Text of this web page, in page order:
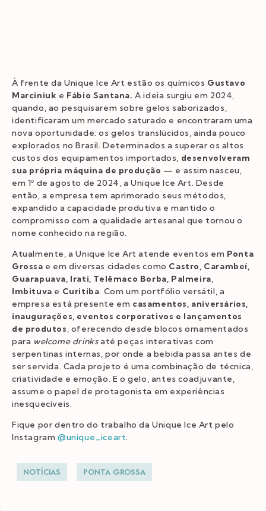
À frente da Unique Ice Art estão os químicos Gustavo
Marciniuk e Fábio Santana.A ideia surgiu em 2024,
quando, ao pesquisarem sobre gelos saborizados,
identificaram um mercado saturado e encontraram uma
nova oportunidade: os gelos translúcidos, ainda pouco
explorados no Brasil. Determinados a superar os altos
custos dos equipamentos importados, desenvolveram
sua própria máquina de produção — e assim nasceu,
em 1º de agosto de 2024, a Unique Ice Art. Desde
então, a empresa tem aprimorado seus métodos,
expandido a capacidade produtiva e mantido o
compromisso com a qualidade artesanal que tornou o
nome conhecido na região.
Atualmente, a Unique Ice Art atende eventos em Ponta
Grossa e em diversas cidades como Castro, Carambeí,
Guarapuava, Irati, Telêmaco Borba, Palmeira,
Imbituva e Curitiba. Com um portfólio versátil, a
empresa está presente em casamentos, aniversários,
inaugurações, eventos corporativos e lançamentos
de produtos, oferecendo desde blocos ornamentados
para welcome drinksaté peças interativas com
serpentinas internas, por onde a bebida passa antes de
ser servida. Cada projeto é uma combinação de técnica,
criatividade e emoção. E o gelo, antes coadjuvante,
assume o papel de protagonista em experiências
inesquecíveis.
Fique por dentro do trabalho da Unique Ice Art pelo
Instagram @unique_iceart.
NOTÍCIAS PONTA GROSSA